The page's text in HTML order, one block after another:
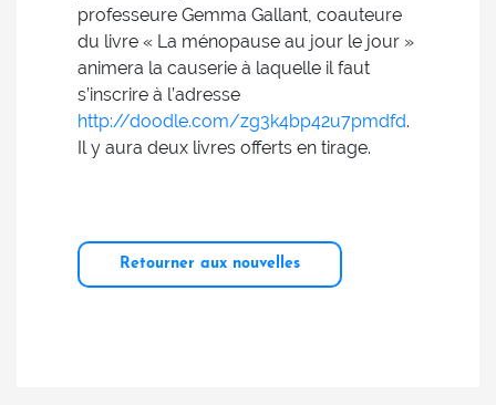
professeure Gemma Gallant, coauteure
du livre « La ménopause au jour le jour »
animera la causerie à laquelle il faut
s’inscrire à l’adresse
http://doodle.com/zg3k4bp42u7pmdfd.
Il y aura deux livres offerts en tirage.
Retourner aux nouvelles